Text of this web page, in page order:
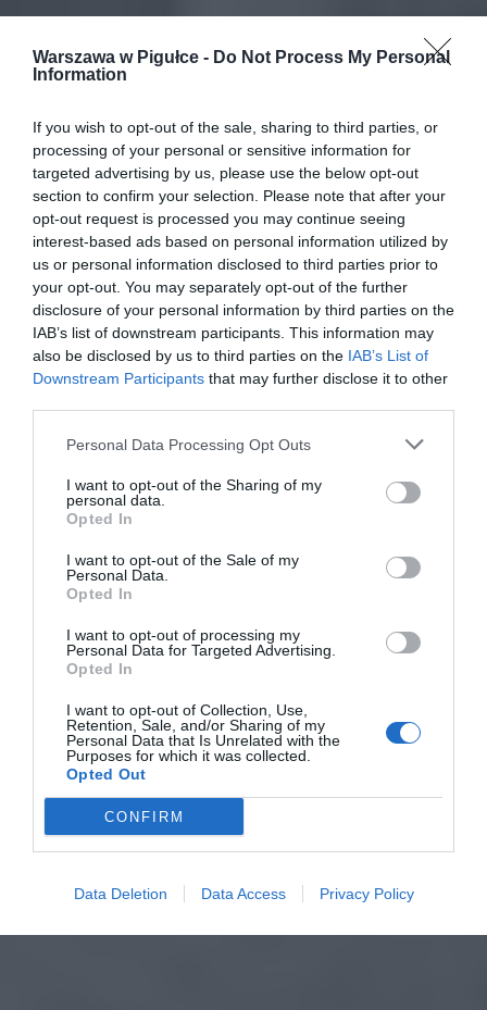
Warszawa w Pigułce - Do Not Process My Personal
Information
If you wish to opt-out of the sale, sharing to third parties, or
processing of your personal or sensitive information for
targeted advertising by us, please use the below opt-out
section to confirm your selection. Please note that after your
opt-out request is processed you may continue seeing
interest-based ads based on personal information utilized by
us or personal information disclosed to third parties prior to
your opt-out. You may separately opt-out of the further
disclosure of your personal information by third parties on the
IAB’s list of downstream participants. This information may
also be disclosed by us to third parties on the IAB’s List of
Downstream Participants that may further disclose it to other
Personal Data Processing Opt Outs
I want to opt-out of the Sharing of my
personal data.
Opted In
I want to opt-out of the Sale of my
Personal Data.
Opted In
I want to opt-out of processing my
Personal Data for Targeted Advertising.
Opted In
I want to opt-out of Collection, Use,
Retention, Sale, and/or Sharing of my
Personal Data that Is Unrelated with the
Purposes for which it was collected.
Opted Out
CONFIRM
Data Deletion Data Access Privacy Policy